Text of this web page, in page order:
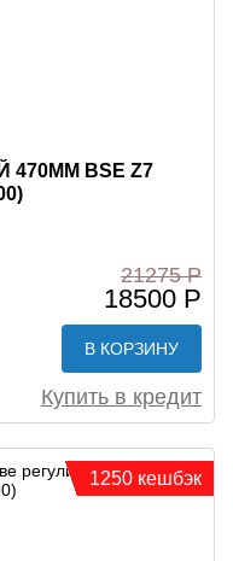
BSE Z7
21275 Р
18500 Р
В КОРЗИНУ
Купить в кредит
1250 кешбэк